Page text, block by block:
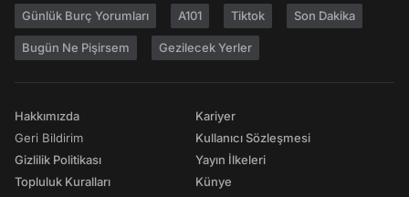
Günlük Burç Yorumları A101 Tiktok Son Dakika
Bugün Ne Pişirsem Gezilecek Yerler
Hakkımızda
Geri Bildirim
Gizlilik Politikası
Topluluk Kuralları
Kariyer
Kullanıcı Sözleşmesi
Yayın İlkeleri
Künye